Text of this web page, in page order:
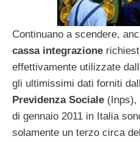
Continuano a scendere,
cassa integrazione
effettivamente utilizzate
gli ultimissimi dati forniti
Previdenza Sociale (Inps),
di gennaio 2011 in Italia
solamente un terzo circa